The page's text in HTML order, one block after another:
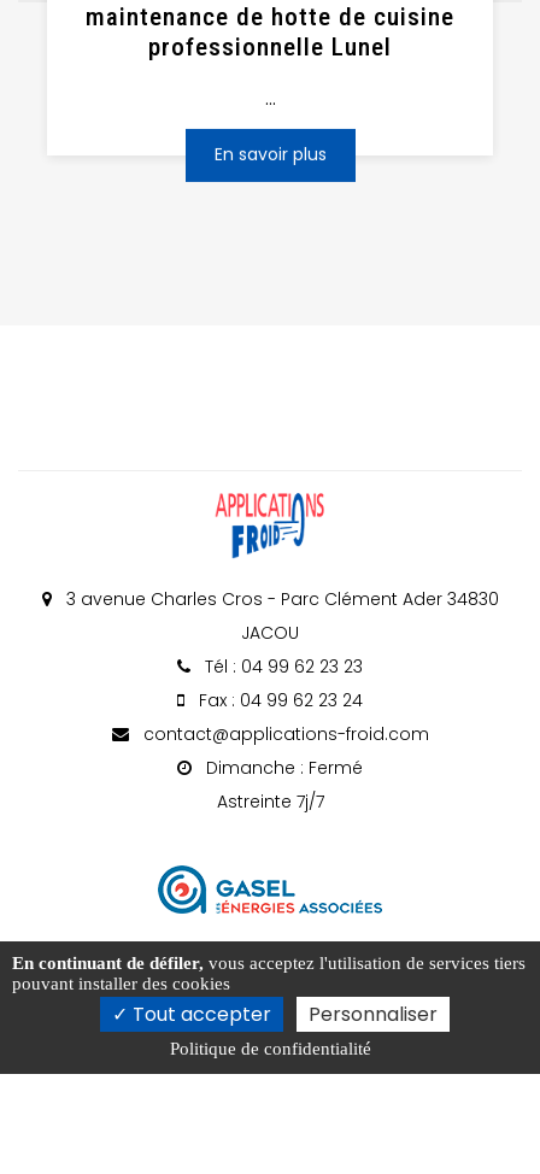
maintenance de hotte de cuisine
professionnelle Lunel
...
En savoir plus
3 avenue Charles Cros - Parc Clément Ader 34830
JACOU
Tél : 04 99 62 23 23
Fax : 04 99 62 23 24
contact@applications-froid.com
Dimanche : Fermé
Astreinte 7j/7
Nos actualités Localités
Mentions légales
En continuant de défiler, vous acceptez l'utilisation de services tiers
pouvant installer des cookies
Tout accepter Personnaliser
Politique de confidentialité